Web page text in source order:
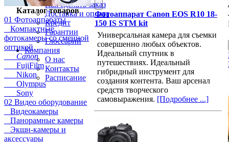
Как сделать заказ
Доставка и оплата
Кредит
Гарантии
Глоссарий
Компания
О нас
Контакты
Расписание
Каталог товаров
01 Фотоаппараты
Компактные
фотокамеры со сменной
оптикой
Canon
FujiFilm
Nikon
Olympus
Sony
02 Видео оборудование
Видеокамеры
Панорамные камеры
Экшн-камеры и
аксессуары
Фотоаппарат Canon EOS R10 18-
150 IS STM kit
Универсальная камера для съемки
совершенно любых объектов.
Идеальный спутник в
путешествиях. Идеальный
гибридный инструмент для
создания контента. Ваш арсенал
средств творческого
самовыражения. [Подробнее ...]